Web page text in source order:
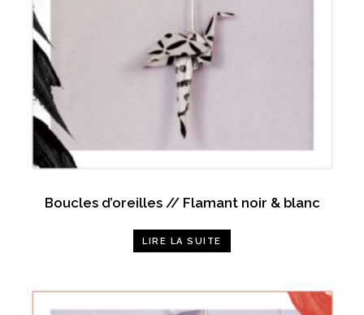
Boucles d’oreilles // Flamant noir & blanc
LIRE LA SUITE